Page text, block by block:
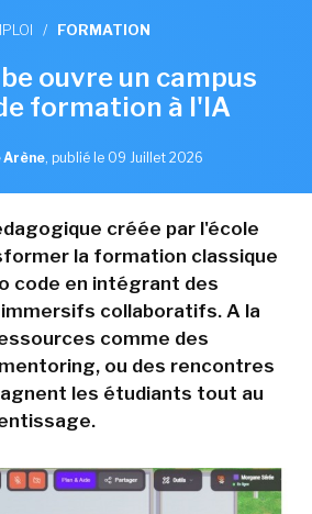
/ FORMATION
ouvre un campus
formation à l'IA
Arène, publié le 09 Juillet 2026
créée par l'école
la formation classique
code en intégrant des
collaboratifs. A la
comme des
ou des rencontres
les étudiants tout au